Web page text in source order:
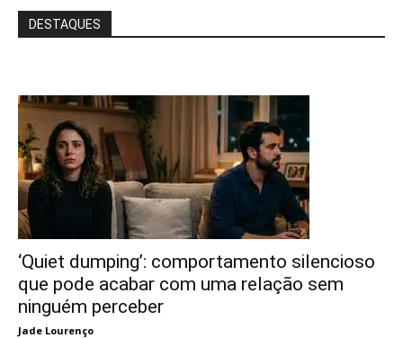
DESTAQUES
‘Quiet dumping’: comportamento silencioso
que pode acabar com uma relação sem
ninguém perceber
Jade Lourenço